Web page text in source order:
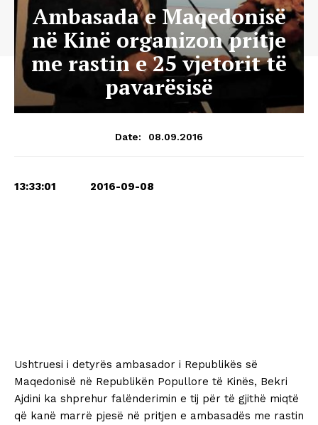
Ambasada e Maqedonisë
në Kinë organizon pritje
me rastin e 25 vjetorit të
pavarësisë
Date: 08.09.2016
13:33:01 2016-09-08
Ushtruesi i detyrës ambasador i Republikës së
Maqedonisë në Republikën Popullore të Kinës, Bekri
Ajdini ka shprehur falënderimin e tij për të gjithë miqtë
që kanë marrë pjesë në pritjen e ambasadës me rastin